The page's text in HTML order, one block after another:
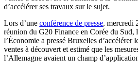
d’accélérer ses travaux sur le sujet.
Lors d’une conférence de presse, mercredi
réunion du G20 Finance en Corée du Sud,
l’Économie a pressé Bruxelles d’accélérer
ventes à découvert et estimé que les
l’Allemagne avaient un champ